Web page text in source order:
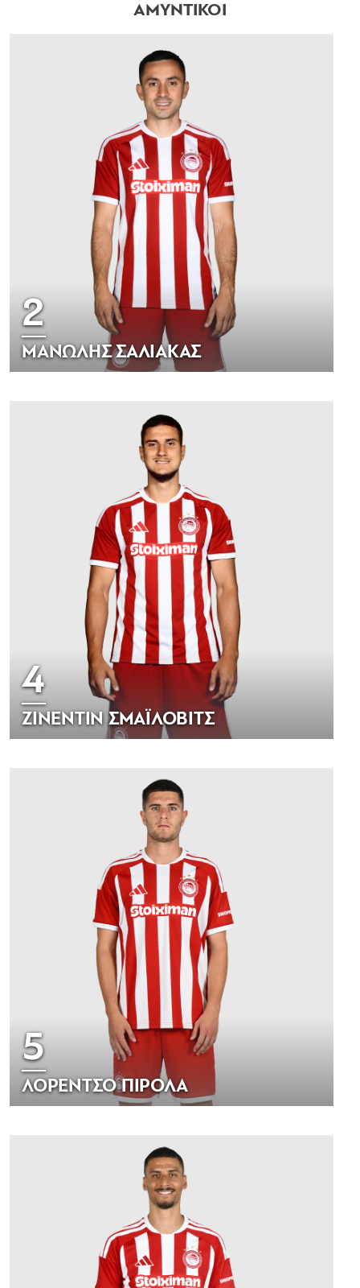
ΑΜΥΝΤΙΚΟΙ
2
ΜΑΝΩΛΗΣ ΣΑΛΙΑΚΑΣ
4
ΖΙΝΕΝΤΙΝ ΣΜΑΪΛΟΒΙΤΣ
5
ΛΟΡΕΝΤΣΟ ΠΙΡΟΛΑ